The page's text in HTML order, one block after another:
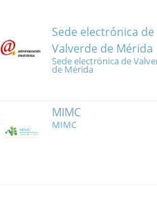
Sede electrónica de
Valverde de Mérida
Sede electrónica de
de Mérida
MIMC
MIMC